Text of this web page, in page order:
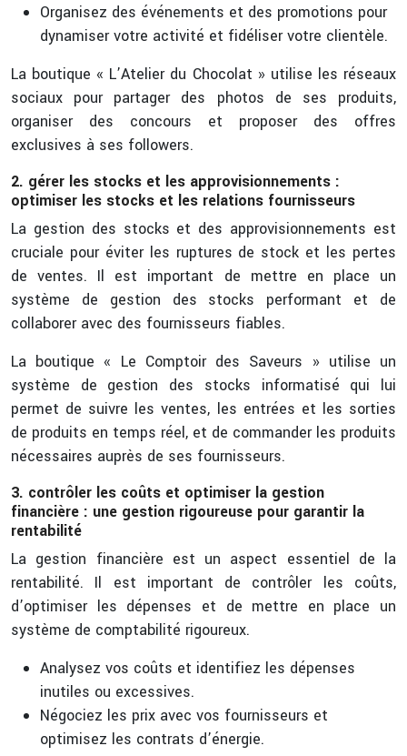
Organisez des événements et des promotions pour
dynamiser votre activité et fidéliser votre clientèle.
La boutique « L’Atelier du Chocolat » utilise les réseaux
sociaux pour partager des photos de ses produits,
organiser des concours et proposer des offres
exclusives à ses followers.
2. gérer les stocks et les approvisionnements :
optimiser les stocks et les relations fournisseurs
La gestion des stocks et des approvisionnements est
cruciale pour éviter les ruptures de stock et les pertes
de ventes. Il est important de mettre en place un
système de gestion des stocks performant et de
collaborer avec des fournisseurs fiables.
La boutique « Le Comptoir des Saveurs » utilise un
système de gestion des stocks informatisé qui lui
permet de suivre les ventes, les entrées et les sorties
de produits en temps réel, et de commander les produits
nécessaires auprès de ses fournisseurs.
3. contrôler les coûts et optimiser la gestion
financière : une gestion rigoureuse pour garantir la
rentabilité
La gestion financière est un aspect essentiel de la
rentabilité. Il est important de contrôler les coûts,
d’optimiser les dépenses et de mettre en place un
système de comptabilité rigoureux.
Analysez vos coûts et identifiez les dépenses
inutiles ou excessives.
Négociez les prix avec vos fournisseurs et
optimisez les contrats d’énergie.